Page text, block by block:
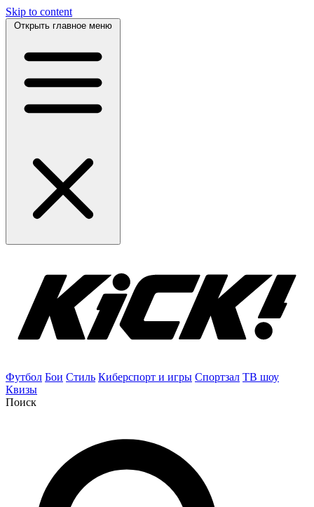
Skip to content
Открыть главное меню
Футбол Бои Стиль Киберспорт и игры Спортзал ТВ шоу
Квизы
Поиск